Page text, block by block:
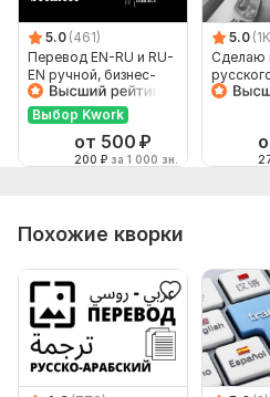
5.0 (461)
Перевод EN-RU и RU-
EN ручной, бизнес-
английский
Выбор Kwork
от 500 ₽
200 ₽ за 1 000 зн.
5.0
Сделаю
Похожие кворки